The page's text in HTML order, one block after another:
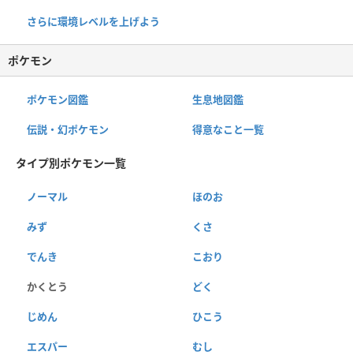
さらに環境レベルを上げよう
ポケモン
ポケモン図鑑 生息地図鑑
伝説・幻ポケモン 得意なこと一覧
タイプ別ポケモン一覧
ノーマル ほのお
みず くさ
でんき こおり
かくとう どく
じめん ひこう
エスパー むし